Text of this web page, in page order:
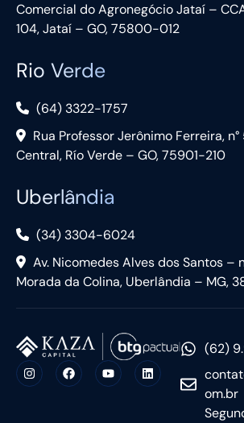
Comercial do Agronegócio Jataí –
104, Jataí – GO, 75800-012
Rio Verde
(64) 3322-1757
Rua Professor Jerônimo Ferreira,
Central, Río Verde – GO, 75901-210
Uberlândia
(34) 3304-6024
Av. Nicomedes Alves dos Santos –
Morada da Colina, Uberlândia – MG,
(62)
om.br